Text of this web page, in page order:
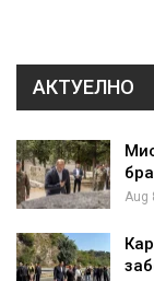
АКТУЕЛНО
Aug